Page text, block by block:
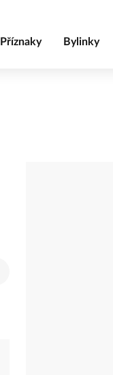
Příznaky Bylinky